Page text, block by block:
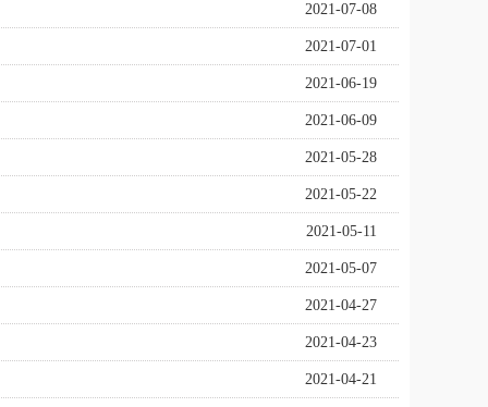
2021-07-08
2021-07-01
2021-06-19
2021-06-09
2021-05-28
2021-05-22
2021-05-11
2021-05-07
2021-04-27
2021-04-23
2021-04-21